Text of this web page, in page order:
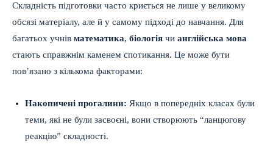
Складність підготовки часто криється не лише у великому
обсязі матеріалу, але й у самому підході до навчання. Для
багатьох учнів математика, біологія чи англійська мова
стають справжнім каменем спотикання. Це може бути
пов’язано з кількома факторами:
Накопичені прогалини: Якщо в попередніх класах були
теми, які не були засвоєні, вони створюють “ланцюгову
реакцію” складності.